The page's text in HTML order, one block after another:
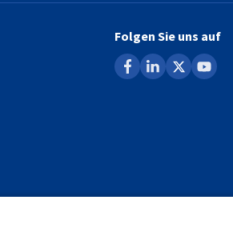
Folgen Sie uns auf
facebook
linkedin
x youtube